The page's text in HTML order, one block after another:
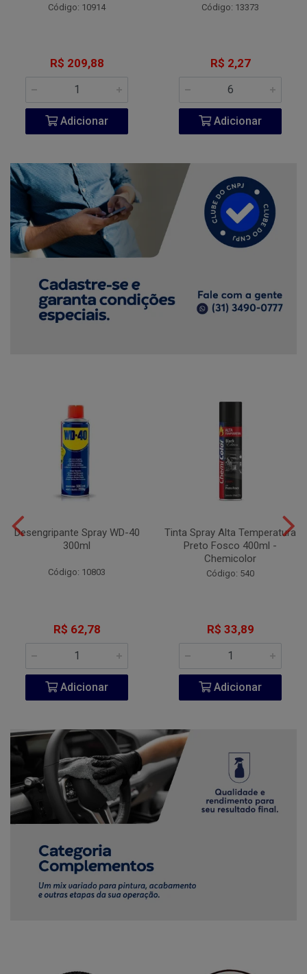
Código: 10914
R$ 209,88
Adicionar
Código: 13373
R$ 2,27
Adicionar
Desengripante Spray WD-40
300ml
Código: 10803
R$ 62,78
Adicionar
Tinta Spray Alta Temperatura
Preto Fosco 400ml -
Chemicolor
Código: 540
R$ 33,89
Adicionar